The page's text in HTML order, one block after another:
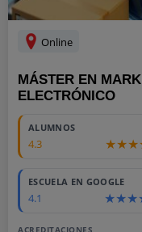
Online
MÁSTER EN
ELECTRÓNICO
ALUMNOS
4.3
ESCUELA EN GOOGLE
4.1
ACREDITACIONES